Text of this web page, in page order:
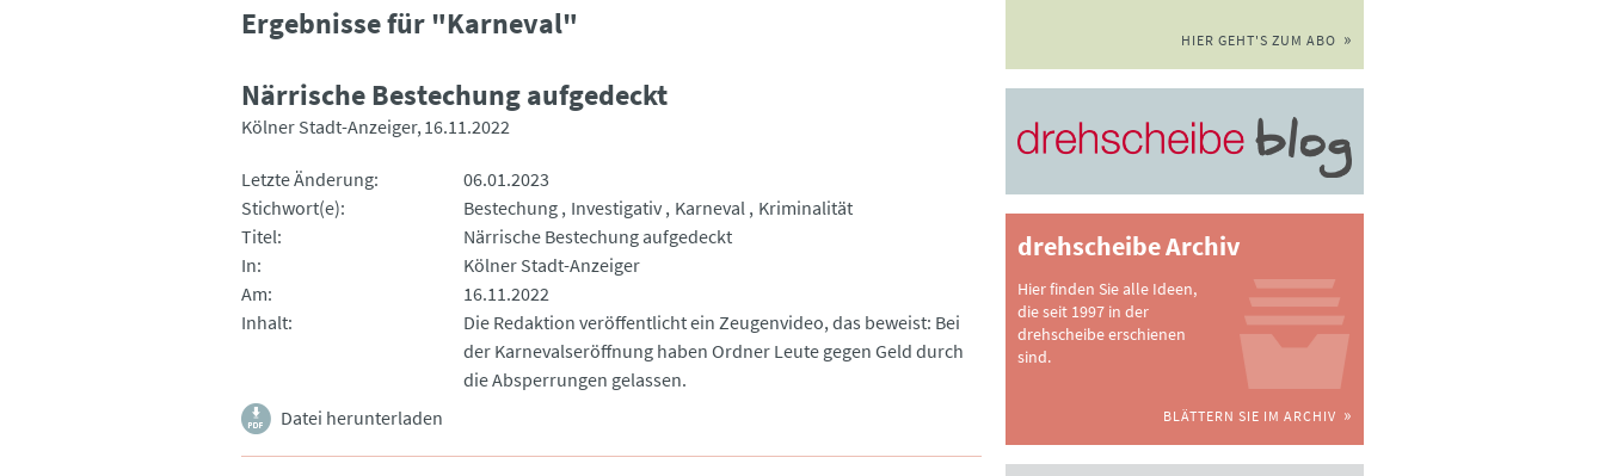
Ergebnisse für "Karneval"
Närrische Bestechung aufgedeckt
Kölner Stadt-Anzeiger 16.11.2022
Letzte Änderung
06.01.2023
Stichwort(e)
Bestechung Investigativ Karneval
Kriminalität
Titel
Närrische Bestechung aufgedeckt
In
Kölner Stadt-Anzeiger
Am
16.11.2022
Inhalt
Die Redaktion veröffentlicht ein Zeugenvideo, das beweist: Bei
der Karnevalseröffnung haben Ordner Leute gegen Geld durch
die Absperrungen gelassen.
Datei herunterladen
HIER GEHT'S ZUM ABO
drehscheibe Archiv
Hier finden Sie alle Ideen,
die seit 1997 in der
drehscheibe erschienen
sind.
BLÄTTERN SIE IM ARCHIV